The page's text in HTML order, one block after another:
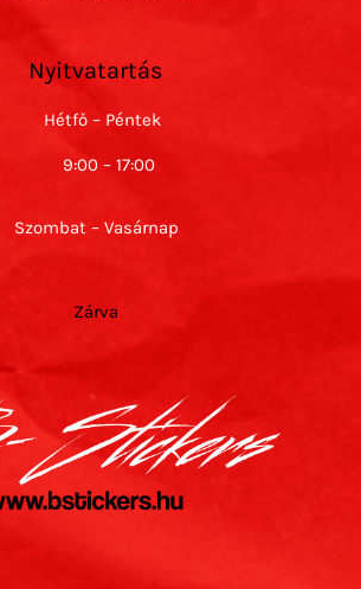
Nyitvatartás
Hétfő – Péntek
9:00 – 17:00
Szombat – Vasárnap
Zárva